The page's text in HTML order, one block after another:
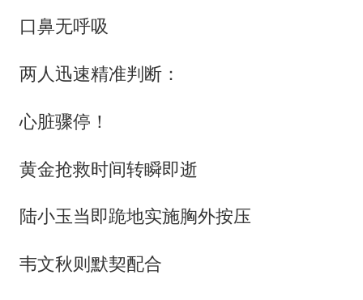
口鼻无呼吸
两人迅速精准判断：
心脏骤停！
黄金抢救时间转瞬即逝
陆小玉当即跪地实施胸外按压
韦文秋则默契配合